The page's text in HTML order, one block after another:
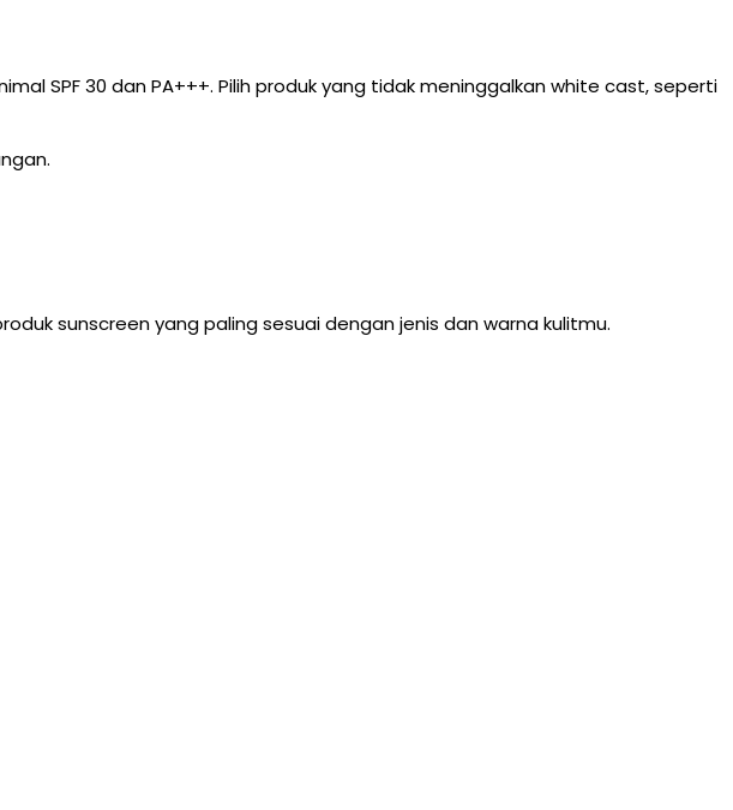
SPF 30 dan PA+++. Pilih produk yang tidak meninggalkan white cast, seperti
sunscreen yang paling sesuai dengan jenis dan warna kulitmu.